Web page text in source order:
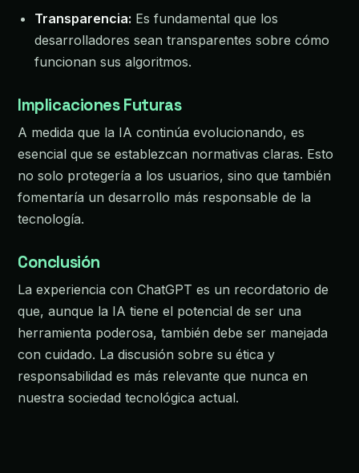
Transparencia: Es fundamental que los
desarrolladores sean transparentes sobre cómo
funcionan sus algoritmos.
Implicaciones Futuras
A medida que la IA continúa evolucionando, es
esencial que se establezcan normativas claras. Esto
no solo protegería a los usuarios, sino que también
fomentaría un desarrollo más responsable de la
tecnología.
Conclusión
La experiencia con ChatGPT es un recordatorio de
que, aunque la IA tiene el potencial de ser una
herramienta poderosa, también debe ser manejada
con cuidado. La discusión sobre su ética y
responsabilidad es más relevante que nunca en
nuestra sociedad tecnológica actual.